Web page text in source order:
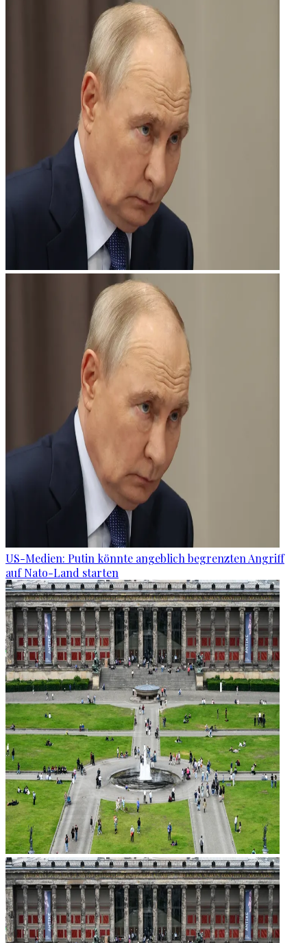
US-Medien: Putin könnte angeblich begrenzten Angriff
auf Nato-Land starten